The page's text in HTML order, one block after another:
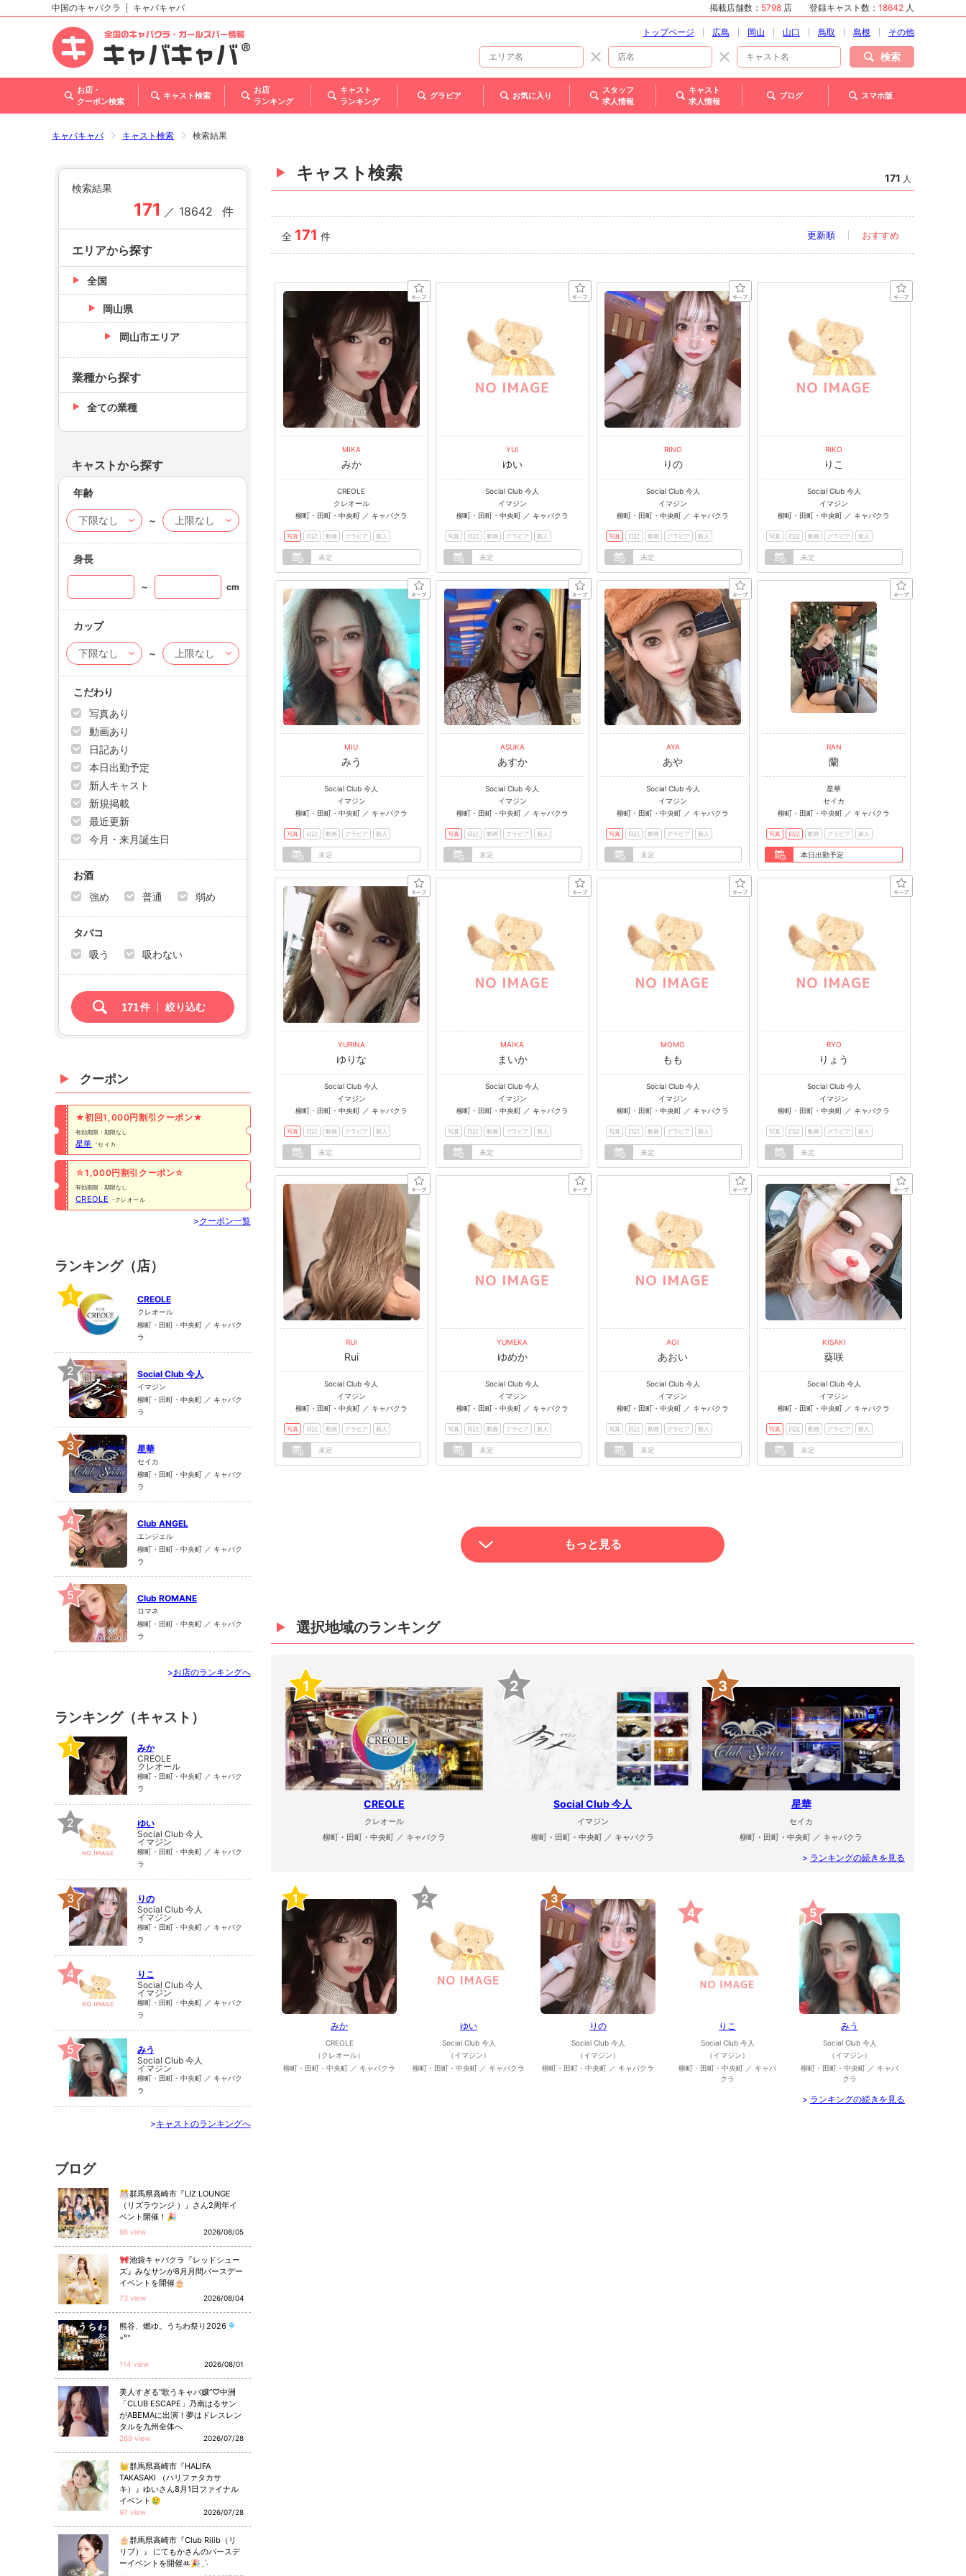
北海道
東北
甲信越・北陸
関西
中国のキャバクラ キャバキャバ 掲載店舗数： 5798 店 登録キャスト数： 18642 人
トップページ 広島 岡山 山口 鳥取 島根 その他
検索
お店・
クーポン検索
キャスト検索
お店
ランキング
キャスト
ランキング
グラビア お気に入り
スタッフ
求人情報
キャスト
求人情報
ブログ スマホ版
キャバキャバ キャスト検索 検索結果
キャスト検索 171 人
全 171 件 更新順 おすすめ
MIKA
みか
CREOLE
クレオール
柳町・田町・中央町 ／ キャバクラ
写真 日記 動画 グラビア 新人
未定
YUI
ゆい
Social Club 今人
イマジン
柳町・田町・中央町 ／ キャバクラ
写真 日記 動画 グラビア 新人
未定
RINO
りの
Social Club 今人
イマジン
柳町・田町・中央町 ／ キャバクラ
写真 日記 動画 グラビア 新人
未定
RIKO
りこ
Social Club 今人
イマジン
柳町・田町・中央町 ／ キャバクラ
写真 日記 動画 グラビア 新人
未定
MIU
みう
Social Club 今人
イマジン
柳町・田町・中央町 ／ キャバクラ
写真 日記 動画 グラビア 新人
未定
ASUKA
あすか
Social Club 今人
イマジン
柳町・田町・中央町 ／ キャバクラ
写真 日記 動画 グラビア 新人
未定
AYA
あや
Social Club 今人
イマジン
柳町・田町・中央町 ／ キャバクラ
写真 日記 動画 グラビア 新人
未定
RAN
蘭
星華
セイカ
柳町・田町・中央町 ／ キャバクラ
写真 日記 動画 グラビア 新人
本日出勤予定
YURINA
ゆりな
Social Club 今人
イマジン
柳町・田町・中央町 ／ キャバクラ
写真 日記 動画 グラビア 新人
未定
MAIKA
まいか
Social Club 今人
イマジン
柳町・田町・中央町 ／ キャバクラ
写真 日記 動画 グラビア 新人
未定
MOMO
もも
Social Club 今人
イマジン
柳町・田町・中央町 ／ キャバクラ
写真 日記 動画 グラビア 新人
未定
RYO
りょう
Social Club 今人
イマジン
柳町・田町・中央町 ／ キャバクラ
写真 日記 動画 グラビア 新人
未定
RUI
Rui
Social Club 今人
イマジン
柳町・田町・中央町 ／ キャバクラ
写真 日記 動画 グラビア 新人
未定
YUMEKA
ゆめか
Social Club 今人
イマジン
柳町・田町・中央町 ／ キャバクラ
写真 日記 動画 グラビア 新人
未定
AOI
あおい
Social Club 今人
イマジン
柳町・田町・中央町 ／ キャバクラ
写真 日記 動画 グラビア 新人
未定
KISAKI
葵咲
Social Club 今人
イマジン
柳町・田町・中央町 ／ キャバクラ
写真 日記 動画 グラビア 新人
未定
もっと見る
選択地域のランキング
1
CREOLE
クレオール
柳町・田町・中央町 ／ キャバクラ
2
Social Club 今人
イマジン
柳町・田町・中央町 ／ キャバクラ
3
星華
セイカ
柳町・田町・中央町 ／ キャバクラ
> ランキングの続きを見る
1
みか
CREOLE
（クレオール）
柳町・田町・中央町 ／ キャバクラ
2
ゆい
Social Club 今人
（イマジン）
柳町・田町・中央町 ／ キャバクラ
3
りの
Social Club 今人
（イマジン）
柳町・田町・中央町 ／ キャバクラ
4
りこ
Social Club 今人
（イマジン）
柳町・田町・中央町 ／ キャバ
クラ
5
みう
Social Club 今人
（イマジン）
柳町・田町・中央町 ／ キャバ
クラ
> ランキングの続きを見る
検索結果
171 ／ 18642 件
エリアから探す
全国
岡山県
岡山市エリア
業種から探す
全ての業種
キャストから探す
年齢
～
身長
～ cm
カップ
～
こだわり
写真あり
動画あり
日記あり
本日出勤予定
新人キャスト
新規掲載
最近更新
今月・来月誕生日
お酒
強め
普通 弱め
タバコ
吸う
吸わない
171件 絞り込む
クーポン
★初回1,000円割引クーポン★
有効期限：期限なし
星華 セイカ
☆1,000円割引クーポン☆
有効期限：期限なし
CREOLE クレオール
>クーポン一覧
ランキング（店）
1 CREOLE
クレオール
柳町・田町・中央町 ／ キャバク
ラ
2 Social Club 今人
イマジン
柳町・田町・中央町 ／ キャバク
ラ
3 星華
セイカ
柳町・田町・中央町 ／ キャバク
ラ
4 Club ANGEL
エンジェル
柳町・田町・中央町 ／ キャバク
ラ
5 Club ROMANE
ロマネ
柳町・田町・中央町 ／ キャバク
ラ
>お店のランキングへ
ランキング（キャスト）
1
みか
CREOLE
クレオール
柳町・田町・中央町 ／ キャバク
ラ
2
ゆい
Social Club 今人
イマジン
柳町・田町・中央町 ／ キャバク
ラ
3
りの
Social Club 今人
イマジン
柳町・田町・中央町 ／ キャバク
ラ
4
りこ
Social Club 今人
イマジン
柳町・田町・中央町 ／ キャバク
ラ
5
みう
Social Club 今人
イマジン
柳町・田町・中央町 ／ キャバク
ラ
>キャストのランキングへ
ブログ
🎊群馬県高崎市『LIZ LOUNGE
（リズラウンジ ）』さん2周年イ
ベント開催！🎉
68 view 2026/08/05
🎀池袋キャバクラ『レッドシュー
ズ』みなサンが8月月間バースデー
イベントを開催🎂
73 view 2026/08/04
熊谷、燃ゆ。うちわ祭り2026🎐
◦°⁺
114 view 2026/08/01
美人すぎる“歌うキャバ嬢”♡中洲
「CLUB ESCAPE」乃南はるサン
がABEMAに出演！夢はドレスレン
タルを九州全体へ
269 view 2026/07/28
👑群馬県高崎市『HALIFA
TAKASAKI （ハリファタカサ
キ）』ゆいさん8月1日ファイナル
イベント😢
97 view 2026/07/28
🎂群馬県高崎市『Club Rilib（リ
リブ）』 にてもかさんのバースデ
ーイベントを開催ꔛ🎉ˎˊ˗